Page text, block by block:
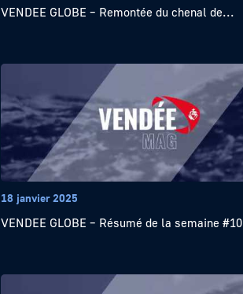
VENDEE GLOBE – Remontée du chenal de...
18 janvier 2025
VENDEE GLOBE – Résumé de la semaine #10